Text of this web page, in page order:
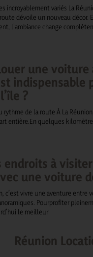
incroyablement variés La
dévoile un nouveau décor.
l’ambiance change
une voiture
indispensable
?
rythme de la route À La
entière.En quelques
endroits à
une voiture
c’est vivre une aventure entre
Pourprofiter
le meilleur
Réunion